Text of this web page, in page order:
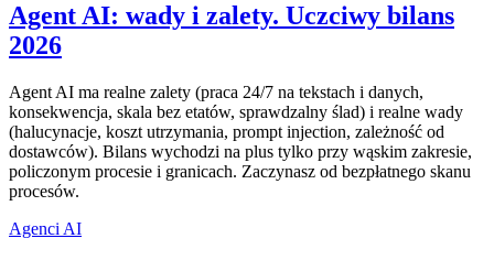
Agent AI: wady i zalety. Uczciwy bilans
2026
Agent AI ma realne zalety (praca 24/7 na tekstach i danych,
konsekwencja, skala bez etatów, sprawdzalny ślad) i realne wady
(halucynacje, koszt utrzymania, prompt injection, zależność od
dostawców). Bilans wychodzi na plus tylko przy wąskim zakresie,
policzonym procesie i granicach. Zaczynasz od bezpłatnego skanu
procesów.
Agenci AI